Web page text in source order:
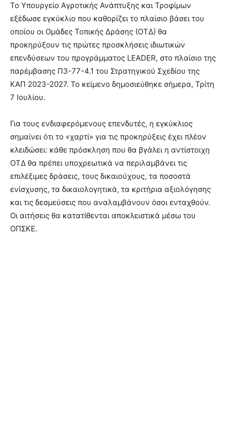
Το Υπουργείο Αγροτικής Ανάπτυξης και Τροφίμων
εξέδωσε εγκύκλιο που καθορίζει το πλαίσιο βάσει του
οποίου οι Ομάδες Τοπικής Δράσης (ΟΤΔ) θα
προκηρύξουν τις πρώτες προσκλήσεις ιδιωτικών
επενδύσεων του προγράμματος LEADER, στο πλαίσιο της
παρέμβασης Π3-77-4.1 του Στρατηγικού Σχεδίου της
ΚΑΠ 2023-2027. Το κείμενο δημοσιεύθηκε σήμερα, Τρίτη
7 Ιουλίου.
Για τους ενδιαφερόμενους επενδυτές, η εγκύκλιος
σημαίνει ότι το «χαρτί» για τις προκηρύξεις έχει πλέον
κλειδώσει: κάθε πρόσκληση που θα βγάλει η αντίστοιχη
ΟΤΔ θα πρέπει υποχρεωτικά να περιλαμβάνει τις
επιλέξιμες δράσεις, τους δικαιούχους, τα ποσοστά
ενίσχυσης, τα δικαιολογητικά, τα κριτήρια αξιολόγησης
και τις δεσμεύσεις που αναλαμβάνουν όσοι ενταχθούν.
Οι αιτήσεις θα κατατίθενται αποκλειστικά μέσω του
ΟΠΣΚΕ.